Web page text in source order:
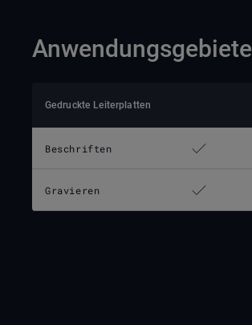
Anwendungsgebiete
Gedruckte Leiterplatten
Beschriften
Gravieren